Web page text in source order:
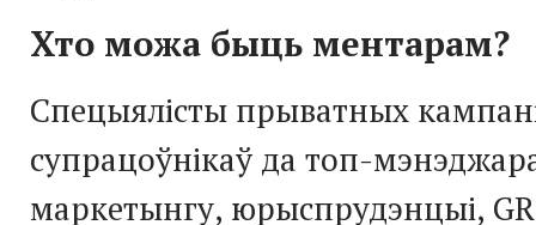
Хто можа быць ментарам?
Спецыялісты прыватных
супрацоўнікаў да топ-
маркетынгу, юрыспрудэнцыі,